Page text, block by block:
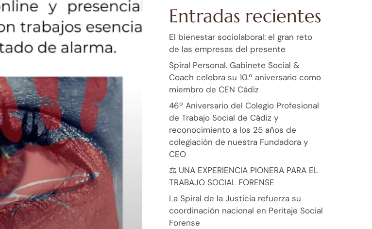
Entradas recientes
El bienestar sociolaboral: el gran reto
de las empresas del presente
Spiral Personal. Gabinete Social &
Coach celebra su 10.º aniversario como
miembro de CEN Cádiz
46º Aniversario del Colegio Profesional
de Trabajo Social de Cádiz y
reconocimiento a los 25 años de
colegiación de nuestra Fundadora y
CEO
⚖️ UNA EXPERIENCIA PIONERA PARA EL
TRABAJO SOCIAL FORENSE
La Spiral de la Justicia refuerza su
coordinación nacional en Peritaje Social
Forense